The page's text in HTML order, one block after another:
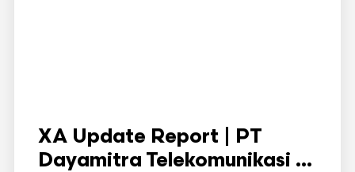
XA Update Report | PT
Dayamitra Telekomunikasi ...